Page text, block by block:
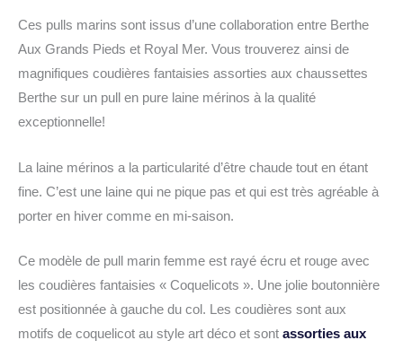
Ces pulls marins sont issus d’une collaboration entre Berthe
Aux Grands Pieds et Royal Mer. Vous trouverez ainsi de
magnifiques coudières fantaisies assorties aux chaussettes
Berthe sur un pull en pure laine mérinos à la qualité
exceptionnelle!
La laine mérinos a la particularité d’être chaude tout en étant
fine. C’est une laine qui ne pique pas et qui est très agréable à
porter en hiver comme en mi-saison.
Ce modèle de pull marin femme est rayé écru et rouge avec
les coudières fantaisies « Coquelicots ». Une jolie boutonnière
est positionnée à gauche du col. Les coudières sont aux
motifs de coquelicot au style art déco et sont assorties aux